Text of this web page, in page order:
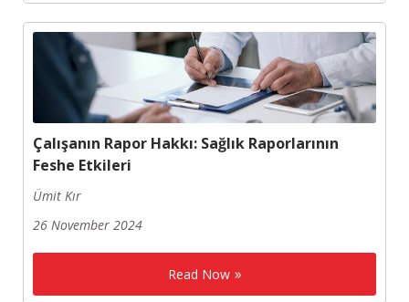
Çalışanın Rapor Hakkı: Sağlık Raporlarının
Feshe Etkileri
Ümit Kır
26 November 2024
Read Now